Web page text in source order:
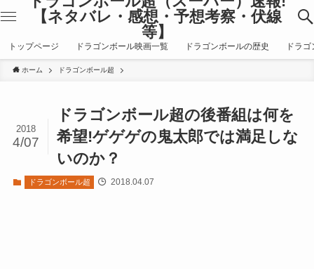
【ネタバレ・感想・予想考察・伏線
等】
トップページ ドラゴンボール映画一覧 ドラゴンボールの歴史 ドラ
ホーム ドラゴンボール超
ドラゴンボール超の後番組は何を
希望!ゲゲゲの鬼太郎では満足しな
いのか？
2018
4/07
ドラゴンボール超 2018.04.07